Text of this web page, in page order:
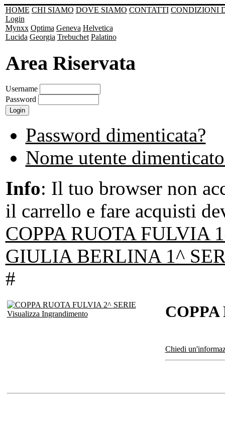
HOME CHI SIAMO DOVE SIAMO CONTATTI CONDIZIONI
Login
Mynxx Optima Geneva Helvetica
Lucida Georgia Trebuchet Palatino
Area Riservata
Username
Password
Password dimenticata?
Nome utente
Info: Il tuo browser non
il carrello e fare acquisti
COPPA RUOTA FULVIA
GIULIA BERLINA 1^
#
Visualizza Ingrandimento
Chiedi